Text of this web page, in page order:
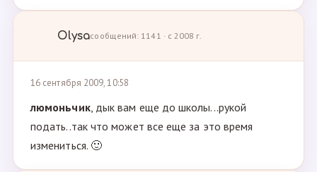
Olysaсообщений: 1141 · с 2008 г.
16 сентября 2009, 10:58
люмоньчик, дык вам еще до школы...рукой
подать..так что может все еще за это время
измениться. 🙂